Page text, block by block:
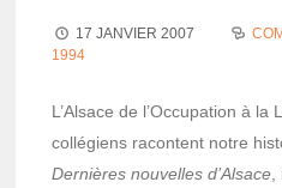
17 JANVIER 2007
1994
L’Al­sace de l’Oc­cu­pa­tion à la
collé­giens racontent notre
Dernières nouvelles d’Al­sace